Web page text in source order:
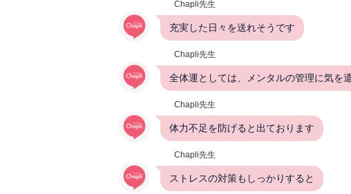
Chapli先生
充実した日々を送れそうです
Chapli先生
全体運としては、メンタルの管理に気を
Chapli先生
体力不足を防げると出ております
Chapli先生
ストレスの対策もしっかりすると